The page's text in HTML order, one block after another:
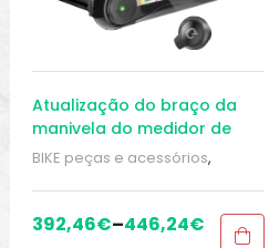
Atualização do braço da
manivela do medidor de
potência SRAM Force AXS D2
BIKE peças e acessórios,
Gears
392,46€–446,24€